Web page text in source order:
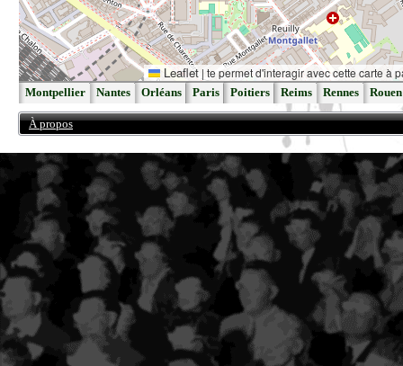
Leaflet | te permet d'interagir avec cette carte à
Montpellier Nantes Orléans Paris Poitiers Reims Rennes Rouen
À propos